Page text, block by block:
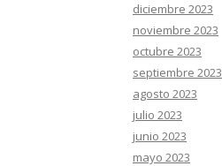
diciembre 2023
noviembre 2023
octubre 2023
septiembre 2023
agosto 2023
julio 2023
junio 2023
mayo 2023